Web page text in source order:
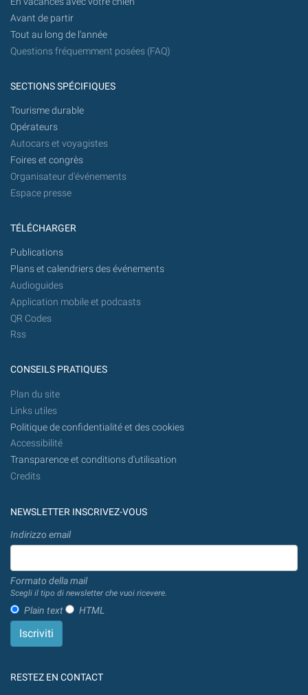
Avant de partir
Tout au long de l'année
Questions fréquemment posées (FAQ)
SECTIONS SPÉCIFIQUES
Tourisme durable
Opérateurs
Autocars et voyagistes
Foires et congrès
Organisateur d'événements
Espace presse
TÉLÉCHARGER
Publications
Plans et calendriers des événements
Audioguides
Application mobile et podcasts
QR Codes
Rss
CONSEILS PRATIQUES
Plan du site
Links utiles
Politique de confidentialité et des cookies
Accessibilité
Transparence et conditions d'utilisation
Credits
NEWSLETTER INSCRIVEZ-VOUS
Indirizzo email
Formato della mail
Scegli il tipo di newsletter che vuoi ricevere.
Plain text HTML
RESTEZ EN CONTACT